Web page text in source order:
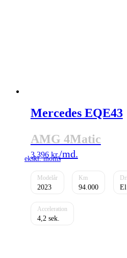
Mercedes EQE43
AMG 4Matic
3.396 kr.
2023 94.000 El
4,2